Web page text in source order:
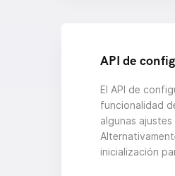
API de
El API de
funcionalidad
algunas
inicialización